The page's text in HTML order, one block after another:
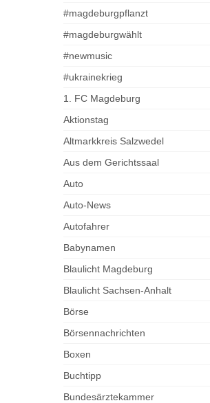
#magdeburgpflanzt
#magdeburgwählt
#newmusic
#ukrainekrieg
1. FC Magdeburg
Aktionstag
Altmarkkreis Salzwedel
Aus dem Gerichtssaal
Auto
Auto-News
Autofahrer
Babynamen
Blaulicht Magdeburg
Blaulicht Sachsen-Anhalt
Börse
Börsennachrichten
Boxen
Buchtipp
Bundesärztekammer